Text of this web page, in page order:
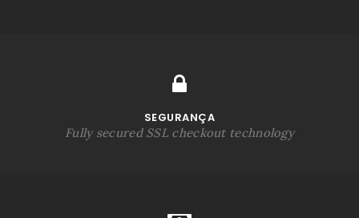
SEGURANÇA
Fully secured SSL checkout technology